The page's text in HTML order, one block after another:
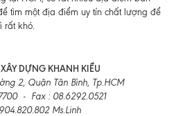
tìm một địa điểm uy tín chất lượng để
rất khó.
DỰNG KHANH KIỀU
2, Quận Tân Bình, Tp.HCM
- Fax : 08.6292.0521
Ms.Linh